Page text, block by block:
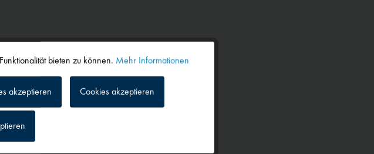
Inaktiv
bieten zu können. Mehr Informationen
akzeptieren Cookies akzeptieren